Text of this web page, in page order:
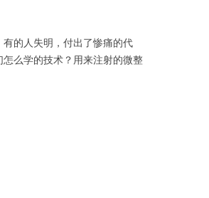
的人失明，付出了惨痛的代
么学的技术？用来注射的微整